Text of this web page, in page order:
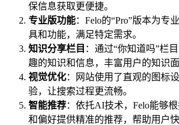
保信息获取更便捷。
专业版功能：Felo的“Pro”版本为专
具和功能，满足特定需求。
知识分享栏目 ：通过“你知道吗”栏
趣的知识和信息，丰富用户的知识面
视觉优化：网站使用了直观的图标
验，让搜索过程更流畅。
智能推荐：依托AI技术，Felo能够
和偏好提供精准的推荐，帮助用户